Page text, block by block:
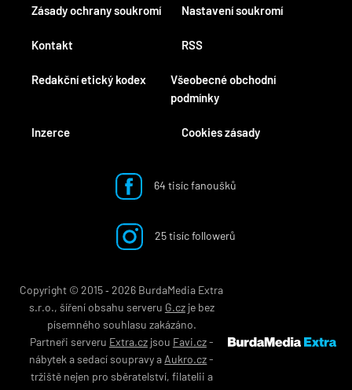
Kontakt
Redakční etický kodex
Inzerce
RSS
Všeobecné obchodní
podmínky
Cookies zásady
Zásady ochrany soukromí Nastavení soukromí
64 tisíc fanoušků
25 tisíc followerů
Copyright © 2015 ‐ 2026 BurdaMedia Extra
s.r.o., šíření obsahu serveru G.czje bez
písemného souhlasu zakázáno.
Partneři serveru Extra.czjsou Favi.cz-
nábytek a sedací soupravya Aukro.cz-
tržiště nejen pro sběratelství, filatelii a